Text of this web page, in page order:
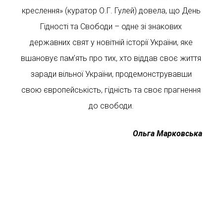
креслення» (куратор О.Г. Гулей) довела, що День
Гідності та Свободи – одне зі знакових
державних свят у новітній історії України, яке
вшановує пам’ять про тих, хто віддав своє життя
заради вільної України, продемонструвавши
свою європейськість, гідність та своє прагнення
до свободи.
Ольга Марковська